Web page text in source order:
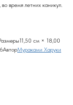
время летних каникул.
см × 18,00
Мураками Харуки